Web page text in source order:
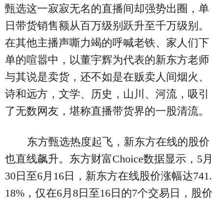
甄选这一寂寂无名的直播间却强势出圈，单
日带货销售额从百万级别跃升至千万级别。
在其他主播声嘶力竭的呼喊老铁、家人们下
单的喧嚣中，以董宇辉为代表的新东方老师
与其说是卖货，还不如是在贩卖人间烟火、
诗和远方，文学、历史，山川、河流，吸引
了无数网友，堪称直播带货界的一股清流。
东方甄选热度起飞，新东方在线的股价
也直线飙升。东方财富Choice数据显示，5月
30日至6月16日，新东方在线股价涨幅达741.
18%，仅在6月8日至16日的7个交易日，股价